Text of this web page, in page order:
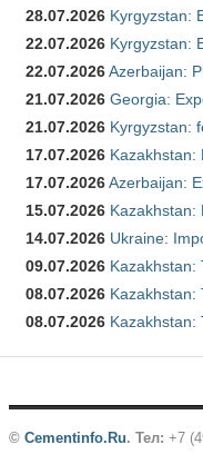
28.07.2026 Kyrgyzstan:
22.07.2026 Kyrgyzstan:
22.07.2026Azerbaijan:
21.07.2026 Georgia:
21.07.2026 Kyrgyzstan:
17.07.2026 Kazakhstan:
17.07.2026Azerbaijan:
15.07.2026 Kazakhstan:
14.07.2026 Ukraine:
09.07.2026 Kazakhstan:
08.07.2026 Kazakhstan:
08.07.2026 Kazakhstan:
© Cementinfo.Ru. Тел: +7